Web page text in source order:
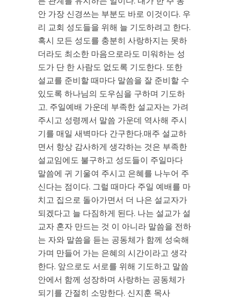
안 가장 신경쓰는 부분도 바로 이것이다. 우
리 교회 성도들을 위해 늘 기도하려고 한다.
혹시 모든 성도를 충분히 사랑하지는 못하
더라도 최소한 마음으로라도 미워하는 성
도가 단 한 사람도 없도록 기도한다. 또한
설교를 준비할 때마다 말씀을 잘 준비할 수
있도록 하나님의 도우심을 구하며 기도하
고, 주일예배 가운데 부족한 설교자는 가려
주시고 성령께서 말씀 가운데 역사해 주시
기를 매일 새벽마다 간구한다.매주 설교하
면서 항상 감사하게 생각하는 것은 부족한
설교임에도 불구하고 성도들이 주일마다
말씀에 귀 기울여 주시고 은혜를 나누어 주
신다는 점이다. 그럴 때마다 주일 예배를 마
치고 집으로 돌아가면서 더 나은 설교자가
되겠다고 늘 다짐하게 된다. 나는 설교가 설
교자 혼자 만드는 것 이 아니라 말씀을 전하
는 자와 말씀을 듣는 공동체가 함께 성숙해
가며 만들어 가는 은혜의 시간이라고 생각
한다. 앞으로도 서로를 위해 기도하고 말씀
안에서 함께 성장하며 사랑하는 공동체가
되기를 간절히 소망한다. 신지훈 목사